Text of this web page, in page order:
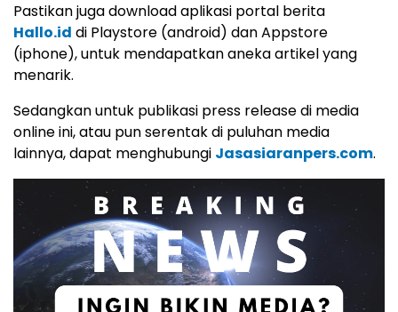
Pastikan juga download aplikasi portal berita
Hallo.id di Playstore (android) dan Appstore
(iphone), untuk mendapatkan aneka artikel yang
menarik.
Sedangkan untuk publikasi press release di media
online ini, atau pun serentak di puluhan media
lainnya, dapat menghubungi Jasasiaranpers.com.